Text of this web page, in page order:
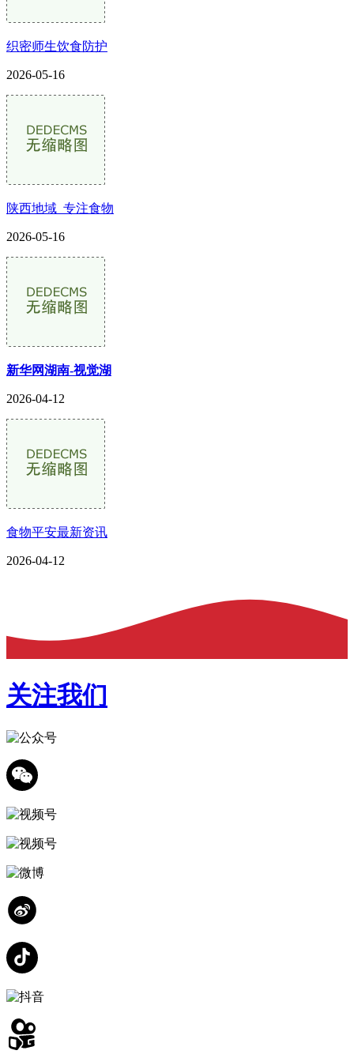
织密师生饮食防护
2026-05-16
陕西地域_专注食物
2026-05-16
新华网湖南-视觉湖
2026-04-12
食物平安最新资讯
2026-04-12
关注我们